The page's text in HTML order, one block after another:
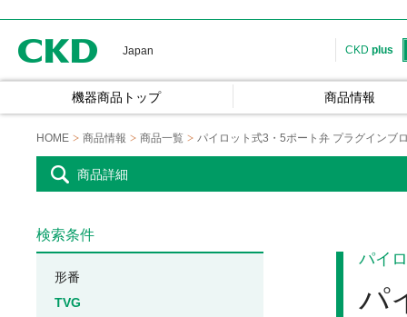
Japan CKD plus
機器商品トップ 商品情報
HOME 商品情報 商品一覧 パイロット式3・5ポート弁 プラグインブ
商品詳細
パイ
パ
検索条件
形番
TVG